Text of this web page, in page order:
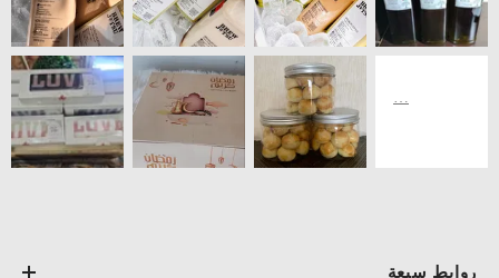
روابط سيعة